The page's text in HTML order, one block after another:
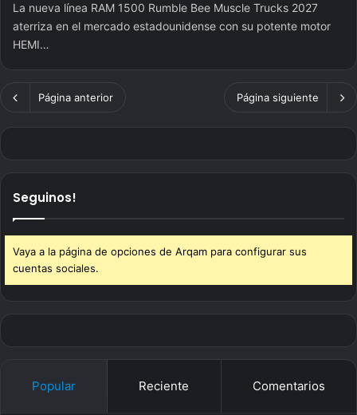
La nueva línea RAM 1500 Rumble Bee Muscle Trucks 2027
aterriza en el mercado estadounidense con su potente motor
HEMI…
Página anterior Página siguiente
Seguinos!
Vaya a la página de opciones de Arqam para configurar sus
cuentas sociales.
Popular Reciente Comentarios